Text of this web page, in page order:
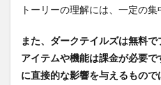
トーリーの理解には、一定の集
また、ダークテイルズは無料
アイテムや機能は課金が必要
に直接的な影響を与えるもの